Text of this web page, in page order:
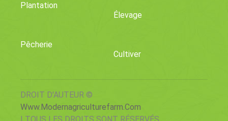
Plantation
Élevage
Pêcherie
Cultiver
DROIT D'AUTEUR ©
Www.modernagriculturefarm.com